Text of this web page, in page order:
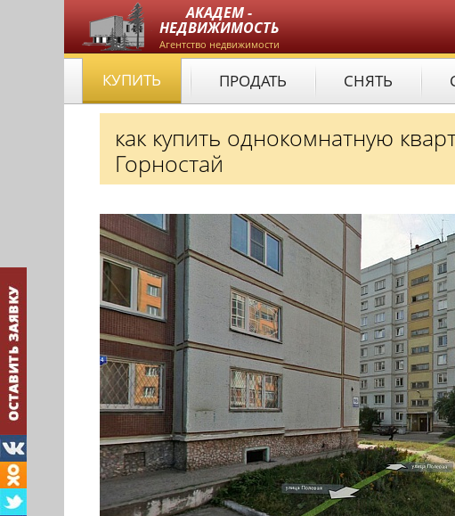
АКАДЕМ -
НЕДВИЖИМОСТЬ
Агентство недвижимости
КУПИТЬ ПРОДАТЬ СНЯТЬ
как купить однокомнатную
Горностай